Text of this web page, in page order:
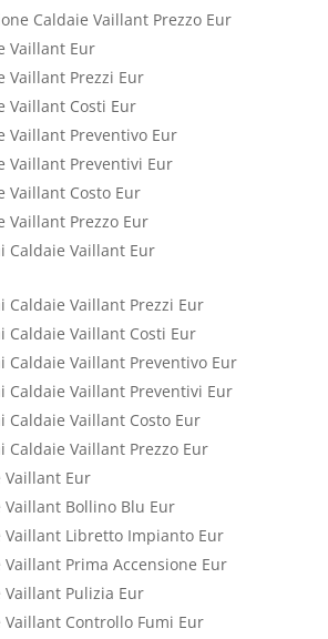
Caldaie Vaillant Prezzo Eur
Vaillant Eur
Vaillant Prezzi Eur
Vaillant Costi Eur
Vaillant Preventivo Eur
Vaillant Preventivi Eur
Vaillant Costo Eur
Vaillant Prezzo Eur
Caldaie Vaillant Eur
Caldaie Vaillant Prezzi Eur
Caldaie Vaillant Costi Eur
Caldaie Vaillant Preventivo Eur
Caldaie Vaillant Preventivi Eur
Caldaie Vaillant Costo Eur
Caldaie Vaillant Prezzo Eur
Vaillant Eur
Vaillant Bollino Blu Eur
Vaillant Libretto Impianto Eur
Vaillant Prima Accensione Eur
Vaillant Pulizia Eur
Vaillant Controllo Fumi Eur